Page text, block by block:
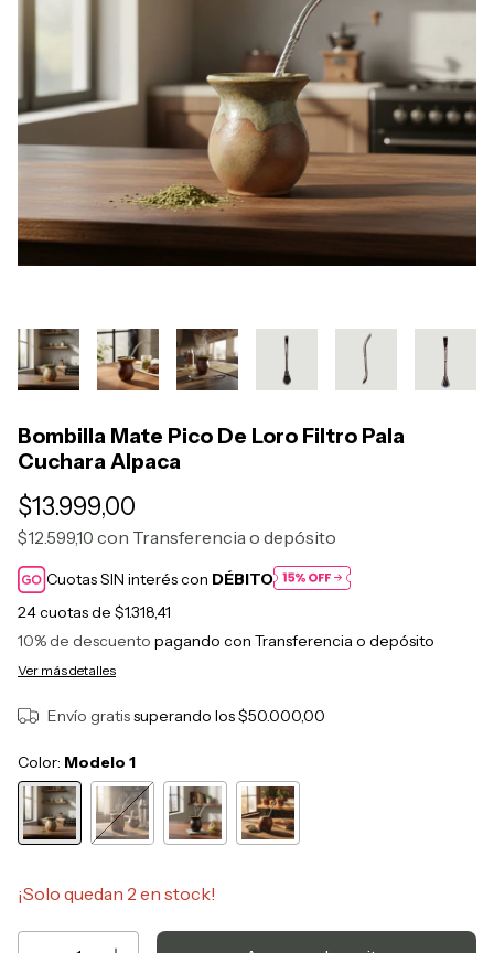
Bombilla Mate Pico De Loro Filtro Pala
Cuchara Alpaca
$13.999,00
$12.599,10 con Transferencia o depósito
Cuotas SIN interés con DÉBITO
24cuotas de $1.318,41
10% de descuento pagando con Transferencia o depósito
Ver más detalles
Envío gratissuperando los$50.000,00
Color: Modelo 1
¡Solo quedan 2 en stock!